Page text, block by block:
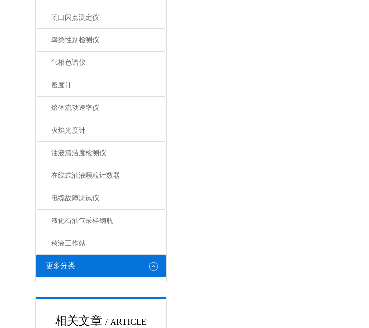
闭口闪点测定仪
鸟类性别检测仪
气相色谱仪
密度计
熔体流动速率仪
火焰光度计
油液清洁度检测仪
在线式油液颗粒计数器
电缆故障测试仪
液化石油气采样钢瓶
移液工作站
更多分类
相关文章 / ARTICLE